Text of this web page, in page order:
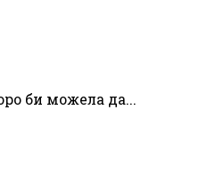
би можела да...